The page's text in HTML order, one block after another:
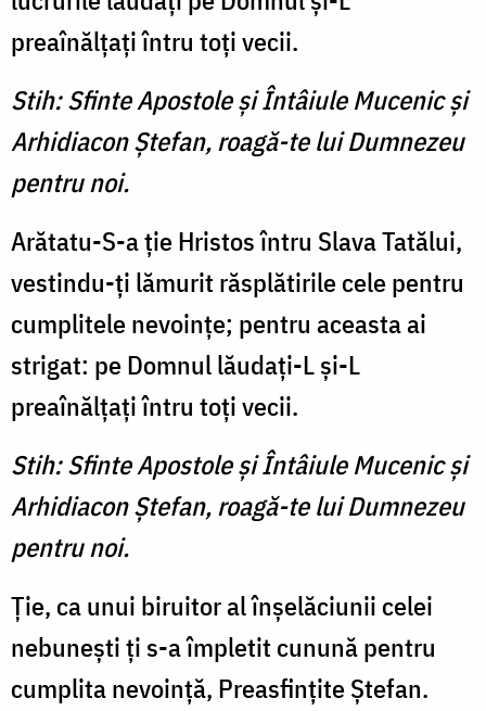
preaînălţaţi întru toţi vecii.
Stih: Sfinte Apostole şi Întâiule Mucenic şi
Arhidiacon Ştefan, roagă-te lui Dumnezeu
pentru noi.
Arătatu-S-a ţie Hristos întru Slava Tatălui,
vestindu-ţi lămurit răsplătirile cele pentru
cumplitele nevoinţe; pentru aceasta ai
strigat: pe Domnul lăudaţi-L şi-L
preaînălţaţi întru toţi vecii.
Stih: Sfinte Apostole şi Întâiule Mucenic şi
Arhidiacon Ştefan, roagă-te lui Dumnezeu
pentru noi.
Ţie, ca unui biruitor al înşelăciunii celei
nebuneşti ţi s-a împletit cunună pentru
cumplita nevoinţă, Preasfinţite Ştefan.